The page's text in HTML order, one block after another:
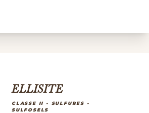
ELLISITE
CLASSE II - SULFURES -
SULFOSELS